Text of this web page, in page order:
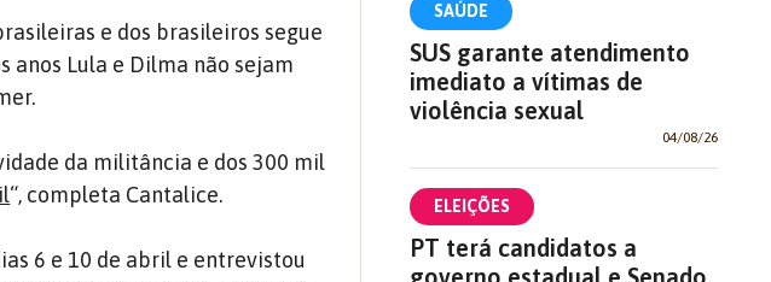
e dos brasileiros segue
anos Lula e Dilma não sejam
da militância e dos 300 mil
“, completa Cantalice.
6 e 10 de abril e entrevistou
SAÚDE
SUS garante atendimento
imediato a vítimas de
violência sexual
04/08/26
ELEIÇÕES
PT terá candidatos a